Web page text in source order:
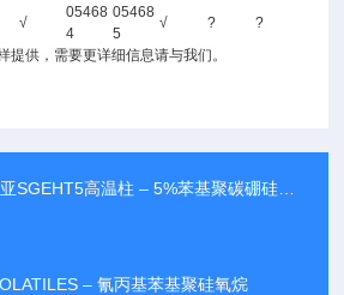
√
05468
4
05468
5
√ ?
?
供，需要更详细信息请与我们。
SGEHT5高温柱 – 5%苯基聚碳硼硅氧烷
– 氰丙基苯基聚硅氧烷